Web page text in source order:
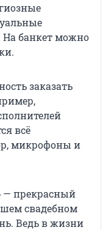
На банкет можно
заказать
всё
микрофоны и
— прекрасный
свадебном
Ведь в жизни